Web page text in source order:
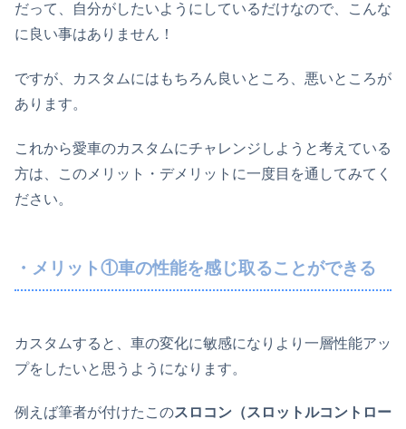
だって、自分がしたいようにしているだけなので、こんな
に良い事はありません！
ですが、カスタムにはもちろん良いところ、悪いところが
あります。
これから愛車のカスタムにチャレンジしようと考えている
方は、このメリット・デメリットに一度目を通してみてく
ださい。
・メリット①車の性能を感じ取ることができる
カスタムすると、車の変化に敏感になりより一層性能アッ
プをしたいと思うようになります。
例えば筆者が付けたこのスロコン（スロットルコントロー